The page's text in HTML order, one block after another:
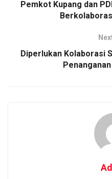
Pemkot Kupang dan
Diperlukan Kolaborasi